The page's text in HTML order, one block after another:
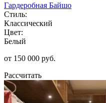
Гардеробная Байшо
Стиль:
Классический
Цвет:
Белый
от 150 000 руб.
Рассчитать